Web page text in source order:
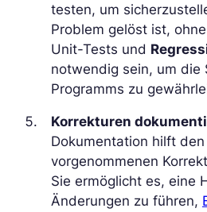
testen, um
Problem gelöst ist,
Unit-Tests und
notwendig sein, um die
Programms zu
Korrekturen
Dokumentation hilft
vorgenommenen
Sie ermöglicht es, eine
Änderungen zu führen,